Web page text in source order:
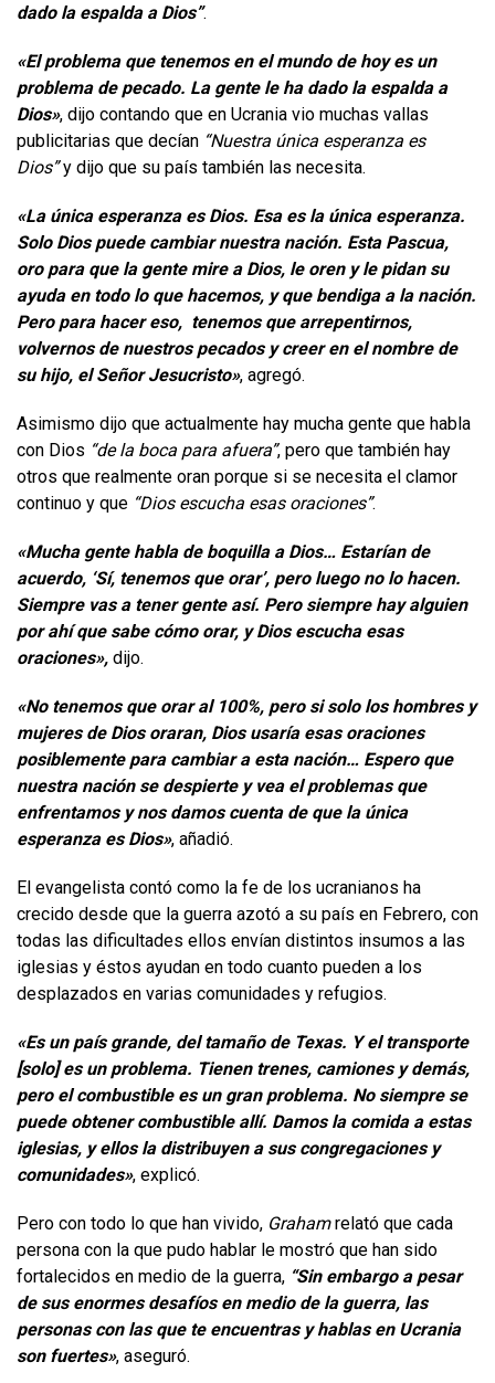
dado la espalda a Dios”.
«El problema que tenemos en el mundo de hoy es un
problema de pecado. La gente le ha dado la espalda a
Dios», dijo contando que en Ucrania vio muchas vallas
publicitarias que decían “Nuestra única esperanza es
Dios”y dijo que su país también las necesita.
«La única esperanza es Dios. Esa es la única esperanza.
Solo Dios puede cambiar nuestra nación. Esta Pascua,
oro para que la gente mire a Dios, le oren y le pidan su
ayuda en todo lo que hacemos, y que bendiga a la nación.
Pero para hacer eso, tenemos que arrepentirnos,
volvernos de nuestros pecados y creer en el nombre de
su hijo, el Señor Jesucristo», agregó.
Asimismo dijo que actualmente hay mucha gente que habla
con Dios “de la boca para afuera”, pero que también hay
otros que realmente oran porque si se necesita el clamor
continuo y que “Dios escucha esas oraciones”.
«Mucha gente habla de boquilla a Dios… Estarían de
acuerdo, ‘Sí, tenemos que orar’, pero luego no lo hacen.
Siempre vas a tener gente así. Pero siempre hay alguien
por ahí que sabe cómo orar, y Dios escucha esas
oraciones», dijo.
«No tenemos que orar al 100%, pero si solo los hombres y
mujeres de Dios oraran, Dios usaría esas oraciones
posiblemente para cambiar a esta nación… Espero que
nuestra nación se despierte y vea el problemas que
enfrentamos y nos damos cuenta de que la única
esperanza es Dios», añadió.
El evangelista contó como la fe de los ucranianos ha
crecido desde que la guerra azotó a su país en Febrero, con
todas las dificultades ellos envían distintos insumos a las
iglesias y éstos ayudan en todo cuanto pueden a los
desplazados en varias comunidades y refugios.
«Es un país grande, del tamaño de Texas. Y el transporte
[solo] es un problema. Tienen trenes, camiones y demás,
pero el combustible es un gran problema. No siempre se
puede obtener combustible allí. Damos la comida a estas
iglesias, y ellos la distribuyen a sus congregaciones y
comunidades», explicó.
Pero con todo lo que han vivido, Grahamrelató que cada
persona con la que pudo hablar le mostró que han sido
fortalecidos en medio de la guerra, “Sin embargo a pesar
de sus enormes desafíos en medio de la guerra, las
personas con las que te encuentras y hablas en Ucrania
son ​​fuertes», aseguró.